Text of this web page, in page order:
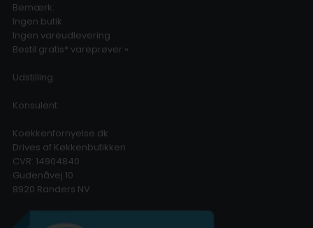
Bemærk:
Ingen butik
Ingen vareudlevering
Bestil gratis* vareprøver »
Udstilling
Konsulent
Koekkenfornyelse.dk
Drives af Køkkenbutikken
CVR: 14904840
Gudenåvej 10
8920 Randers NV